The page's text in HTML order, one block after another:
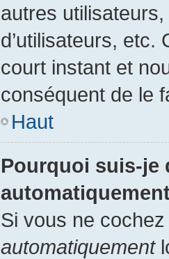
autres utilisateurs,
d’utilisateurs, etc.
court instant et
conséquent de le
Haut
Pourquoi suis-je
Si vous ne
automatiquement